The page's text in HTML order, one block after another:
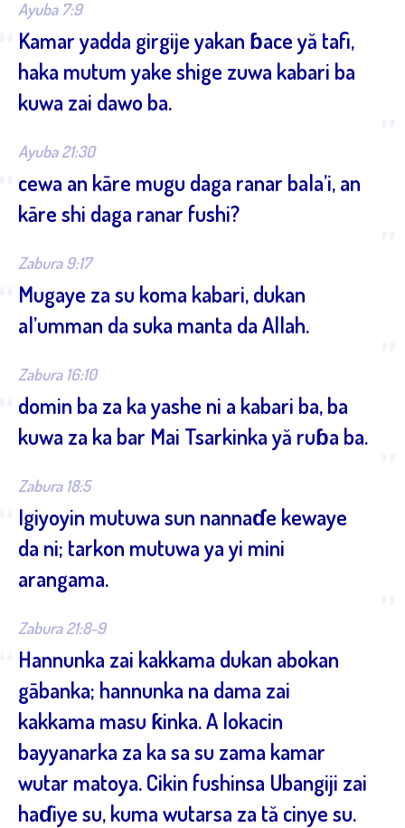
Ayuba 7:9
Kamar yadda girgije yakan ɓace yă tafi,
haka mutum yake shige zuwa kabari ba
kuwa zai dawo ba.
Ayuba 21:30
cewa an kāre mugu daga ranar bala’i, an
kāre shi daga ranar fushi?
Zabura 9:17
Mugaye za su koma kabari, dukan
al’umman da suka manta da Allah.
Zabura 16:10
domin ba za ka yashe ni a kabari ba, ba
kuwa za ka bar Mai Tsarkinka yă ruɓa ba.
Zabura 18:5
Igiyoyin mutuwa sun nannaɗe kewaye
da ni; tarkon mutuwa ya yi mini
arangama.
Zabura 21:8-9
Hannunka zai kakkama dukan abokan
gābanka; hannunka na dama zai
kakkama masu ƙinka. A lokacin
bayyanarka za ka sa su zama kamar
wutar matoya. Cikin fushinsa Ubangiji zai
haɗiye su, kuma wutarsa za tă cinye su.